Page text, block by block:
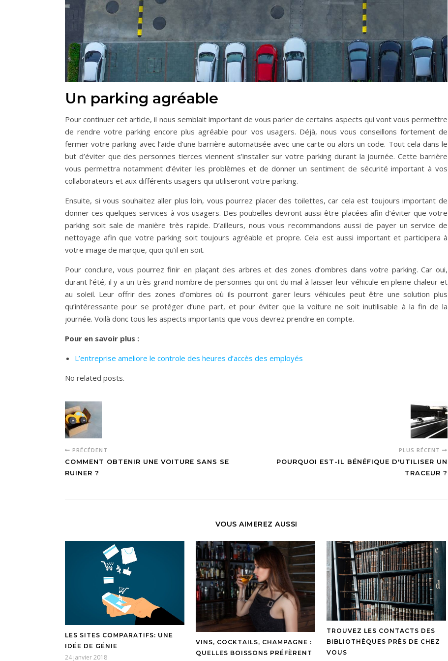
Un parking agréable
Pour continuer cet article, il nous semblait important de vous parler de certains aspects qui vont vous permettre
de rendre votre parking encore plus agréable pour vos usagers. Déjà, nous vous conseillons fortement de
fermer votre parking avec l’aide d’une barrière automatisée avec une carte ou alors un code. Tout cela dans le
but d’éviter que des personnes tierces viennent s’installer sur votre parking durant la journée. Cette barrière
vous permettra notamment d’éviter les problèmes et de donner un sentiment de sécurité important à vos
collaborateurs et aux différents usagers qui utiliseront votre parking.
Ensuite, si vous souhaitez aller plus loin, vous pourrez placer des toilettes, car cela est toujours important de
donner ces quelques services à vos usagers. Des poubelles devront aussi être placées afin d’éviter que votre
parking soit sale de manière très rapide. D’ailleurs, nous vous recommandons aussi de payer un service de
nettoyage afin que votre parking soit toujours agréable et propre. Cela est aussi important et participera à
votre image de marque, quoi qu’il en soit.
Pour conclure, vous pourrez finir en plaçant des arbres et des zones d’ombres dans votre parking. Car oui,
durant l’été, il y a un très grand nombre de personnes qui ont du mal à laisser leur véhicule en pleine chaleur et
au soleil. Leur offrir des zones d’ombres où ils pourront garer leurs véhicules peut être une solution plus
qu’intéressante pour se protéger d’une part, et pour éviter que la voiture ne soit inutilisable à la fin de la
journée. Voilà donc tous les aspects importants que vous devrez prendre en compte.
Pour en savoir plus :
L’entreprise ameliore le controle des heures d’accès des employés
No related posts.
PRÉCÉDENT
COMMENT OBTENIR UNE VOITURE SANS SE
RUINER ?
PLUS RÉCENT
POURQUOI EST-IL BÉNÉFIQUE D'UTILISER UN
TRACEUR ?
VOUS AIMEREZ AUSSI
LES SITES COMPARATIFS: UNE
IDÉE DE GÉNIE
24 janvier 2018
VINS, COCKTAILS, CHAMPAGNE :
QUELLES BOISSONS PRÉFÈRENT
TROUVEZ LES CONTACTS DES
BIBLIOTHÈQUES PRÈS DE CHEZ
VOUS